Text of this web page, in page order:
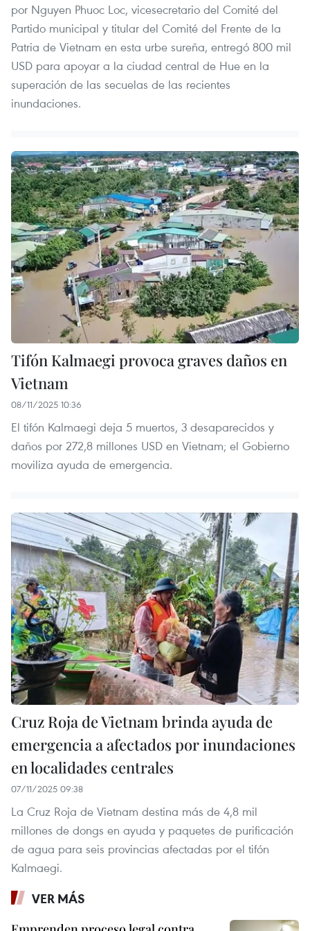
por Nguyen Phuoc Loc, vicesecretario del Comité del
Partido municipal y titular del Comité del Frente de la
Patria de Vietnam en esta urbe sureña, entregó 800 mil
USD para apoyar a la ciudad central de Hue en la
superación de las secuelas de las recientes
inundaciones.
Tifón Kalmaegi provoca graves daños en
Vietnam
08/11/2025 10:36
El tifón Kalmaegi deja 5 muertos, 3 desaparecidos y
daños por 272,8 millones USD en Vietnam; el Gobierno
moviliza ayuda de emergencia.
Cruz Roja de Vietnam brinda ayuda de
emergencia a afectados por inundaciones
en localidades centrales
07/11/2025 09:38
La Cruz Roja de Vietnam destina más de 4,8 mil
millones de dongs en ayuda y paquetes de purificación
de agua para seis provincias afectadas por el tifón
Kalmaegi.
VER MÁS